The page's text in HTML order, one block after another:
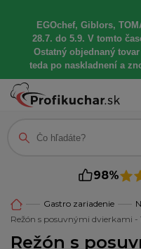
EGOchef, Giblors,
28.7. do 5.9. V tomto
Ostatný objednaný
teda po naskladnení a
98%
Gastro zariadenie
Režón s posuvnými dvierkami
Režón s